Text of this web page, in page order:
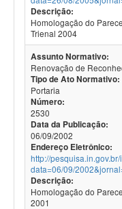
Descrição:
Homologação do
Trienal 2004
Assunto Normativo:
Renovação de
Tipo de Ato Normativo:
Portaria
Número:
2530
Data da Publicação:
06/09/2002
Endereço Eletrônico:
http://
data=06/09/
Descrição:
Homologação do
2001